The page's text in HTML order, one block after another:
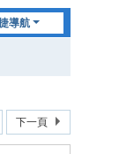
導航
下一頁